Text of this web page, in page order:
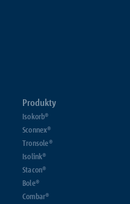
Produkty
Isokorb®
Sconnex®
Tronsole®
Isolink®
Stacon®
Bole®
Combar®